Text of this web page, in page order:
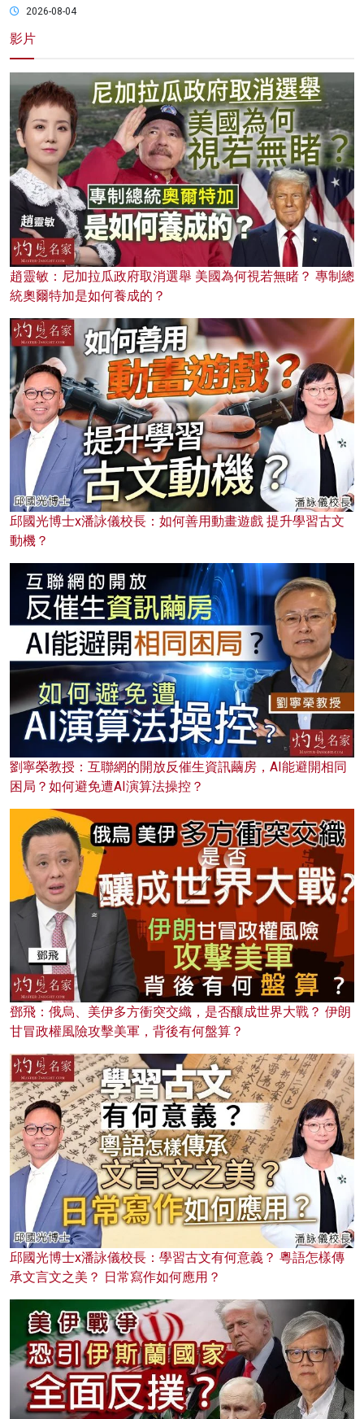
2026-08-04
影片
趙靈敏：尼加拉瓜政府取消選舉 美國為何視若無睹？ 專制總
統奧爾特加是如何養成的？
邱國光博士x潘詠儀校長：如何善用動畫遊戲 提升學習古文
動機？
劉寧榮教授：互聯網的開放反催生資訊繭房，AI能避開相同
困局？如何避免遭AI演算法操控？
鄧飛：俄烏、美伊多方衝突交織，是否釀成世界大戰？ 伊朗
甘冒政權風險攻擊美軍，背後有何盤算？
邱國光博士x潘詠儀校長：學習古文有何意義？ 粵語怎樣傳
承文言文之美？ 日常寫作如何應用？